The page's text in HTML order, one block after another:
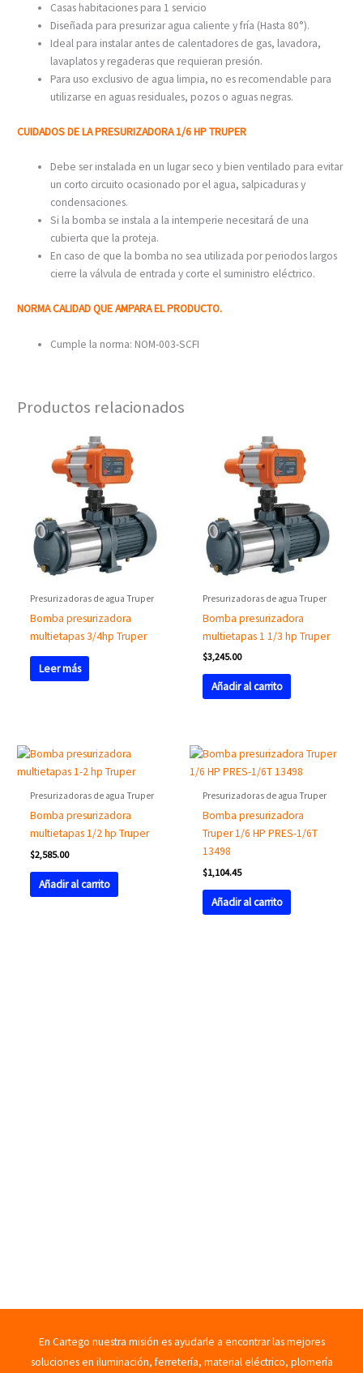
Casas habitaciones para 1 servicio
Diseñada para presurizar agua caliente y fría (Hasta 80°).
Ideal para instalar antes de calentadores de gas, lavadora,
lavaplatos y regaderas que requieran presión.
Para uso exclusivo de agua limpia, no es recomendable para
utilizarse en aguas residuales, pozos o aguas negras.
CUIDADOS DE LA PRESURIZADORA 1/6 HP TRUPER
Debe ser instalada en un lugar seco y bien ventilado para evitar
un corto circuito ocasionado por el agua, salpicaduras y
condensaciones.
Si la bomba se instala a la intemperie necesitará de una
cubierta que la proteja.
En caso de que la bomba no sea utilizada por periodos largos
cierre la válvula de entrada y corte el suministro eléctrico.
NORMA CALIDAD QUE AMPARA EL PRODUCTO.
Cumple la norma: NOM-003-SCFI
Productos relacionados
Presurizadoras de agua Truper
Bomba presurizadora
multietapas 3/4hp Truper
Leer más
Presurizadoras de agua Truper
Bomba presurizadora
multietapas 1 1/3 hp Truper
$3,245.00
Añadir al carrito
Presurizadoras de agua Truper
Bomba presurizadora
multietapas 1/2 hp Truper
$2,585.00
Añadir al carrito
Presurizadoras de agua Truper
Bomba presurizadora
Truper 1/6 HP PRES-1/6T
13498
$1,104.45
Añadir al carrito
En Cartego nuestra misión es ayudarle a encontrar las mejores
soluciones en iluminación, ferretería, material eléctrico, plomería